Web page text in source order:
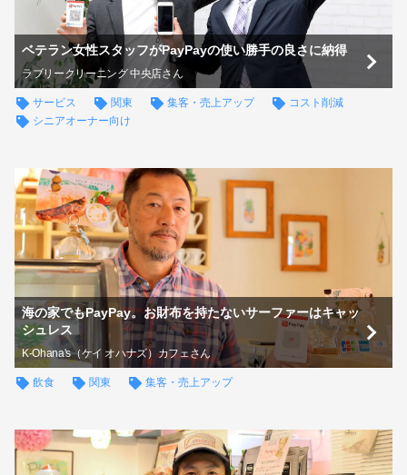
ベテラン女性スタッフがPayPayの使い勝手の良さに納得
ラブリークリーニング 中央店さん
サービス 関東 集客・売上アップ
コスト削減
シニアオーナー向け
海の家でもPayPay。お財布を持たないサーファーはキャッ
シュレス
K-Ohana's（ケイ オハナズ）カフェさん
飲食 関東 集客・売上アップ